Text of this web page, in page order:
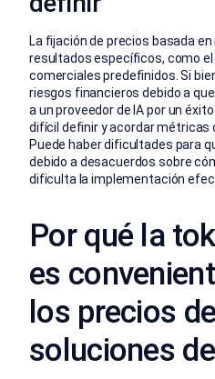
La fijación de precios basada
resultados específicos, como el
comerciales predefinidos. Si
riesgos financieros debido a
a un proveedor de IA por un
difícil definir y acordar métricas
Puede haber dificultades para
debido a desacuerdos sobre
dificulta la implementación
Por qué la
es
los precios
soluciones